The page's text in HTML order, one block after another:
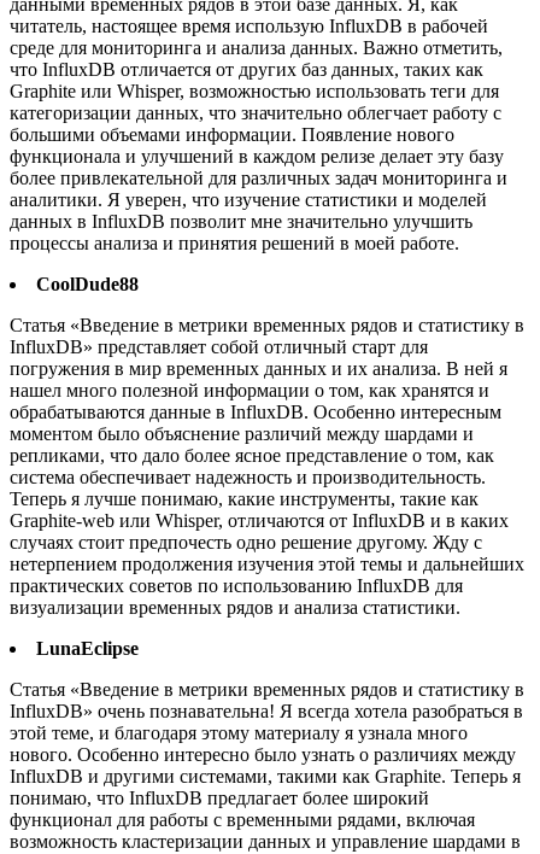
данными временных рядов в этой базе данных. Я, как
читатель, настоящее время использую InfluxDB в рабочей
среде для мониторинга и анализа данных. Важно отметить,
что InfluxDB отличается от других баз данных, таких как
Graphite или Whisper, возможностью использовать теги для
категоризации данных, что значительно облегчает работу с
большими объемами информации. Появление нового
функционала и улучшений в каждом релизе делает эту базу
более привлекательной для различных задач мониторинга и
аналитики. Я уверен, что изучение статистики и моделей
данных в InfluxDB позволит мне значительно улучшить
процессы анализа и принятия решений в моей работе.
CoolDude88
Статья «Введение в метрики временных рядов и статистику в
InfluxDB» представляет собой отличный старт для
погружения в мир временных данных и их анализа. В ней я
нашел много полезной информации о том, как хранятся и
обрабатываются данные в InfluxDB. Особенно интересным
моментом было объяснение различий между шардами и
репликами, что дало более ясное представление о том, как
система обеспечивает надежность и производительность.
Теперь я лучше понимаю, какие инструменты, такие как
Graphite-web или Whisper, отличаются от InfluxDB и в каких
случаях стоит предпочесть одно решение другому. Жду с
нетерпением продолжения изучения этой темы и дальнейших
практических советов по использованию InfluxDB для
визуализации временных рядов и анализа статистики.
LunaEclipse
Статья «Введение в метрики временных рядов и статистику в
InfluxDB» очень познавательна! Я всегда хотела разобраться в
этой теме, и благодаря этому материалу я узнала много
нового. Особенно интересно было узнать о различиях между
InfluxDB и другими системами, такими как Graphite. Теперь я
понимаю, что InfluxDB предлагает более широкий
функционал для работы с временными рядами, включая
возможность кластеризации данных и управление шардами в